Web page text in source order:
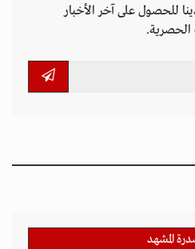
للحصول على آخر الأخبار
الحصرية.
المشهد